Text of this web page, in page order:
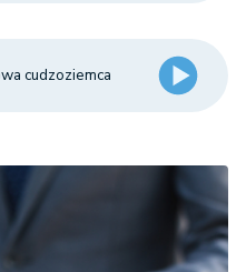
cudzoziemca